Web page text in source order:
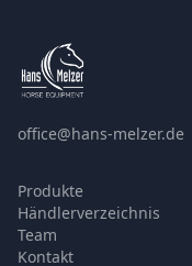
office@hans-melzer.de
Produkte
Händlerverzeichnis
Team
Kontakt